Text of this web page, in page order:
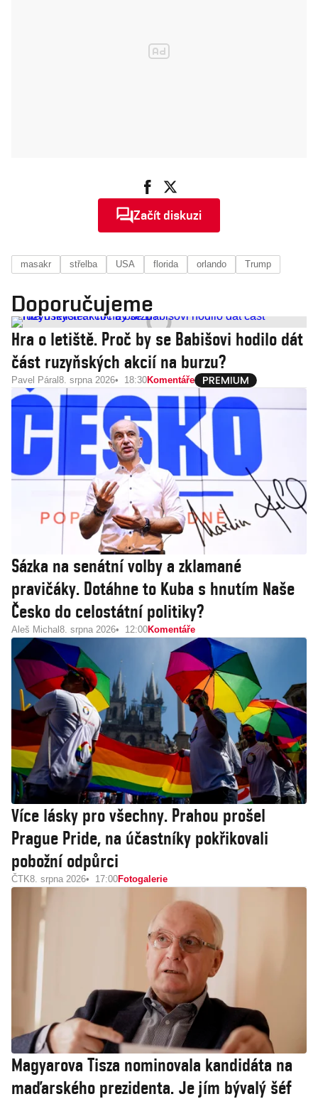
Začít diskuzi
masakr střelba USA florida orlando Trump
Doporučujeme
Hra o letiště. Proč by se Babišovi hodilo dát
část ruzyňských akcií na burzu?
Pavel Páral 8. srpna 2026 18:30Komentáře
Sázka na senátní volby a zklamané
pravičáky. Dotáhne to Kuba s hnutím Naše
Česko do celostátní politiky?
Aleš Michal 8. srpna 2026 12:00Komentáře
Více lásky pro všechny. Prahou prošel
Prague Pride, na účastníky pokřikovali
pobožní odpůrci
ČTK8. srpna 2026 17:00Fotogalerie
Magyarova Tisza nominovala kandidáta na
maďarského prezidenta. Je jím bývalý šéf